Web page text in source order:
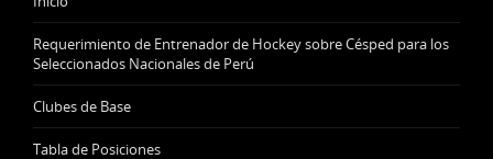
Requerimiento de Entrenador de Hockey sobre Césped para los
Seleccionados Nacionales de Perú
Clubes de Base
Tabla de Posiciones